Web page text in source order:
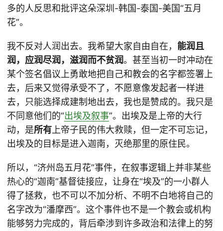
多的人反思和批评这朵深圳-韩国-泰国-美国“五月
花”。
我不反对人润出去。我希望大家自由自在， 能润且
润，应润尽润，滋润而不贫润。甚至当初一时冲动在
某个签名倡议上勇敢地把自己和教会的名字都签署上
去，后来又觉得承受不了，不愿意像发起者一样进
去，只能选择成建制地出去，我也是赞成的。我只是
不同意他们的“出埃及叙事”。出埃及是上帝的大行
动，是所有 上帝子民的伟大救赎，但一定不可忘记，
出埃及的目标是进入迦南，灭绝那里的原住民。
所以，“济州岛五月花”事件，在叙事逻辑上并非某些
热心的“迦南”基督徒接应，让身在“埃及”的一小群人
得了拯救，也不可以不加分析、不明不白地将自己的
名字改为“潘摩西”。这个事件也不是一个教会或机构
能够努力完成的，背后牵涉到许多政治和法律上的努